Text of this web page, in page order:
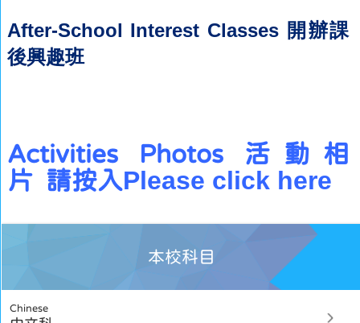
After-School Interest Classes 開辦課
後興趣班
Activities Photos 活動相
片 請按入Please click here
本校科目
Chinese